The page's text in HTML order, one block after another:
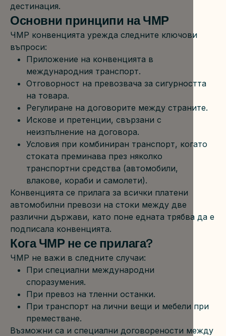
дестинация.
Основни принципи на ЧМР
ЧМР конвенцията урежда следните ключови
въпроси:
Приложение на конвенцията в
международния транспорт.
Отговорност на превозвача за сигурността
на товара.
Регулиране на договорите между страните.
Искове и претенции, свързани с
неизпълнение на договора.
Условия при комбиниран транспорт, когато
стоката преминава през няколко
транспортни средства (автомобили,
влакове, кораби и самолети).
Конвенцията се прилага за всички платени
автомобилни превози на стоки между две
различни държави, като поне едната трябва да е
подписала конвенцията.
Кога ЧМР не се прилага?
ЧМР не важи в следните случаи:
При специални международни
споразумения.
При превоз на тленни останки.
При транспорт на лични вещи и мебели при
преместване.
Възможни са и специални договорености между